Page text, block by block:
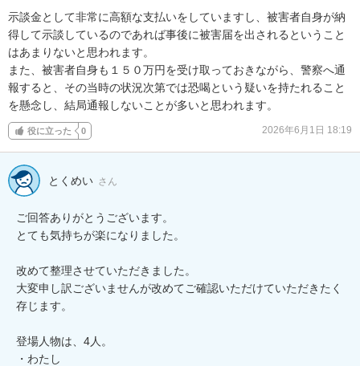
示談金として非常に高額な支払いをしていますし、被害者自身が納
得して示談しているのであれば事後に被害届を出されるということ
はあまりないと思われます。
また、被害者自身も１５０万円を受け取っておきながら、警察へ通
報すると、その当時の状況次第では恐喝という疑いを持たれること
を懸念し、結局通報しないことが多いと思われます。
役に立った 0 2026年6月1日 18:19
とくめい さん
ご回答ありがとうございます。
とても気持ちが楽になりました。
改めて整理させていただきました。
大変申し訳ございませんが改めてご確認いただけていただきたく
存じます。
登場人物は、4人。
・わたし